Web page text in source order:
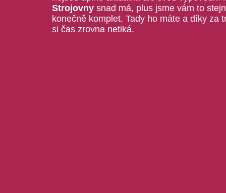
Strojovny snad má, plus jsme vám to
konečně komplet. Tady ho máte a díky za
si čas zrovna netiká.